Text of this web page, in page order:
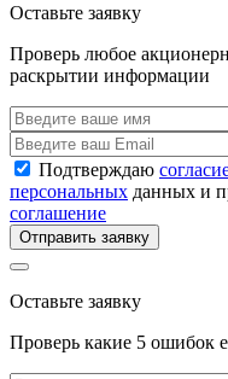
Оставьте заявку
Проверь любое
раскрытии информации
Подтверждаю
персональных данных и
соглашение
Отправить заявку
Оставьте заявку
Проверь какие 5 ошибок